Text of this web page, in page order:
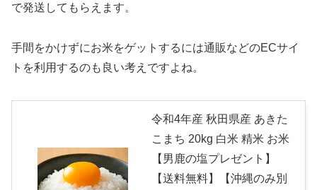
で発送してもらえます。
手間をかけずにお米をゲットするには通販などのECサイ
トを利用するのも良い考えですよね。
令和4年産 秋田県産 あきた
こまち 20kg 白米 精米 お米
【男鹿の塩プレゼント】
【送料無料】【沖縄のみ別